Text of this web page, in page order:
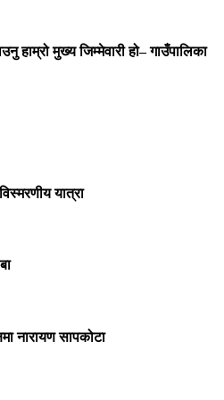
हाम्रो मुख्य जिम्मेवारी हो– गाउँपालिका
यात्रा
नारायण सापकोटा